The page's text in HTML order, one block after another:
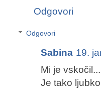
Odgovori
Odgovori
Sabina 19.
Mi je
Je tako